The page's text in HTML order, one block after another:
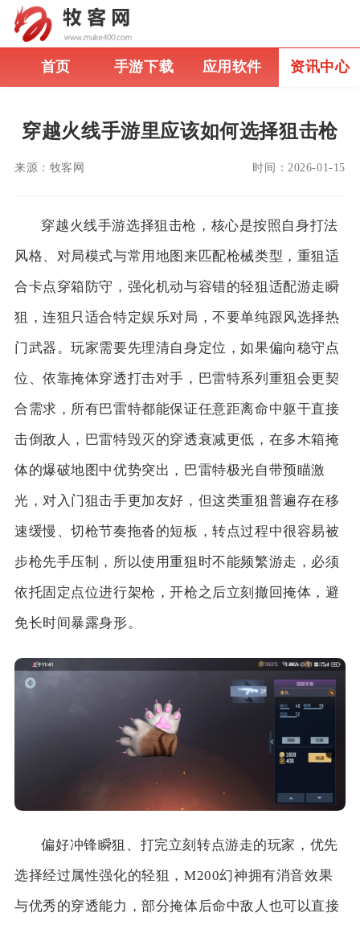
首页 手游下载 应用软件 资讯中心
穿越火线手游里应该如何选择狙击枪
来源： 牧客网 时间： 2026-01-15
穿越火线手游选择狙击枪，核心是按照自身打法
风格、对局模式与常用地图来匹配枪械类型，重狙适
合卡点穿箱防守，强化机动与容错的轻狙适配游走瞬
狙，连狙只适合特定娱乐对局，不要单纯跟风选择热
门武器。玩家需要先理清自身定位，如果偏向稳守点
位、依靠掩体穿透打击对手，巴雷特系列重狙会更契
合需求，所有巴雷特都能保证任意距离命中躯干直接
击倒敌人，巴雷特毁灭的穿透衰减更低，在多木箱掩
体的爆破地图中优势突出，巴雷特极光自带预瞄激
光，对入门狙击手更加友好，但这类重狙普遍存在移
速缓慢、切枪节奏拖沓的短板，转点过程中很容易被
步枪先手压制，所以使用重狙时不能频繁游走，必须
依托固定点位进行架枪，开枪之后立刻撤回掩体，避
免长时间暴露身形。
偏好冲锋瞬狙、打完立刻转点游走的玩家，优先
选择经过属性强化的轻狙，M200幻神拥有消音效果
与优秀的穿透能力，部分掩体后命中敌人也可以直接